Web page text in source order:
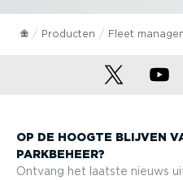
Producten Fleet
OP DE HOOGTE BLIJVEN
PARK­BEHEER?
Ontvang het laatste nieuws